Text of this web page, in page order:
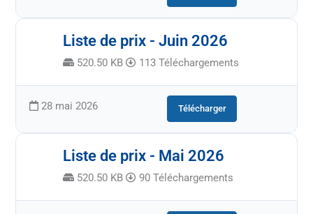
Liste de prix - Juin 2026
520.50 KB 113 Téléchargements
28 mai 2026 Télécharger
Liste de prix - Mai 2026
520.50 KB 90 Téléchargements